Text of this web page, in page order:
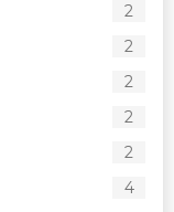
2
2
2
2
2
4